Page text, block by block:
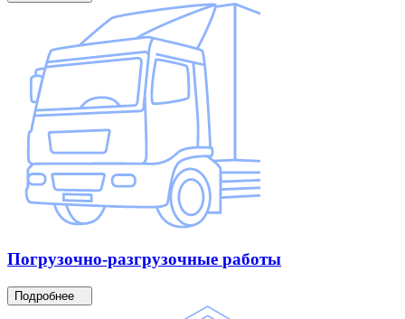
Погрузочно-разгрузочные работы
Подробнее